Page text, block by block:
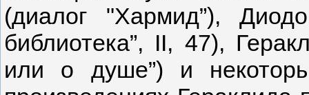
(диалог "Хармид”),
библиотека”, II, 47),
или о душе”) и